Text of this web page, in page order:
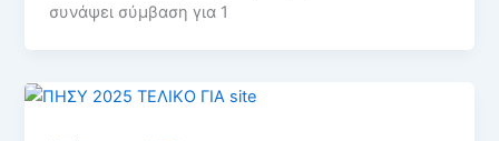
συνάψει σύμβαση για 1